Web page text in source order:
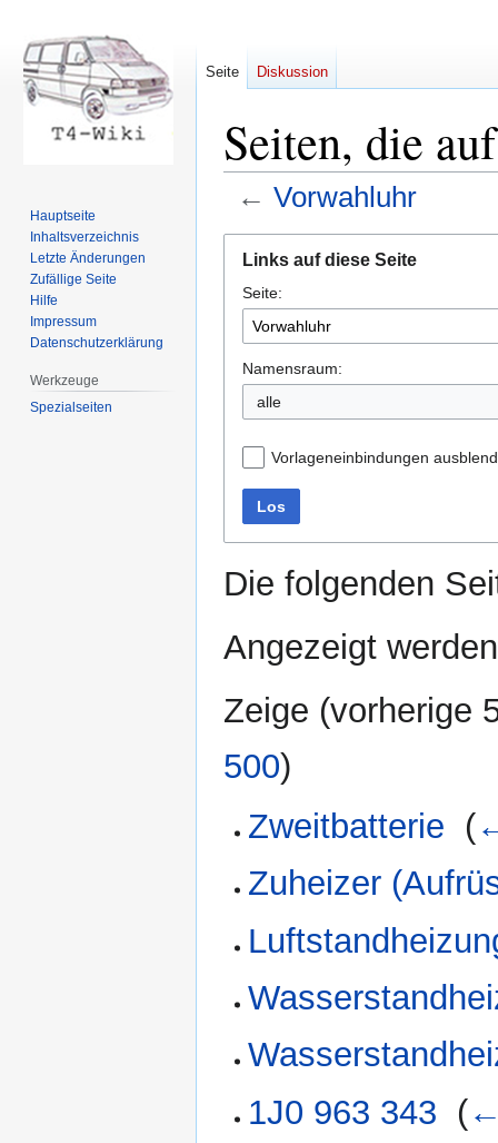
Seiten, die
← Vorwahluhr
Navigation
springen
Suche
springen
Links auf diese Seite
Seite:
Namensraum:
Vorlageneinbindungen
Los
Die folgenden
Angezeigt
Zeige (vorherige
500)
Zweitbatterie (
Zuheizer
1J0 963 343 (
Seite Diskussion
Hauptseite
Inhaltsverzeichnis
Letzte Änderungen
Zufällige Seite
Hilfe
Impressum
Datenschutzerklärung
Werkzeuge
Spezialseiten